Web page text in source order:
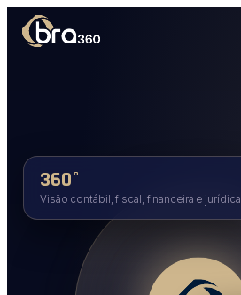
360°
Visão contábil, fiscal, financeira e jurídica